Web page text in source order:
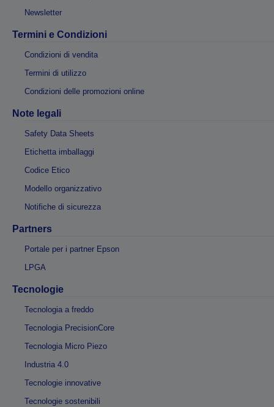
Newsletter
Termini e Condizioni
Condizioni di vendita
Termini di utilizzo
Condizioni delle promozioni online
Note legali
Safety Data Sheets
Etichetta imballaggi
Codice Etico
Modello organizzativo
Notifiche di sicurezza
Partners
Portale per i partner Epson
LPGA
Tecnologie
Tecnologia a freddo
Tecnologia PrecisionCore
Tecnologia Micro Piezo
Industria 4.0
Tecnologie innovative
Tecnologie sostenibili